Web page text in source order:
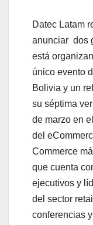
Datec Latam
anunciar dos
está
único evento
Bolivia y un
su séptima
de marzo en
del
Commerce
que cuenta
ejecutivos y
del sector
conferencias